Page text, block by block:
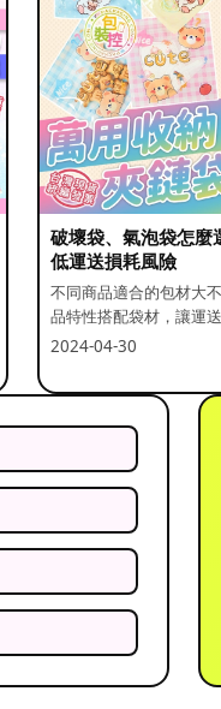
破壞袋、氣泡袋怎麼
低運送損耗風險
不同商品適合的包材大
品特性搭配袋材，讓運送
2024-04-30